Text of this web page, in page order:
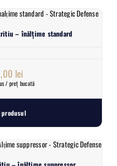
– înălțime standard
lei
/ preț bucată
produsul